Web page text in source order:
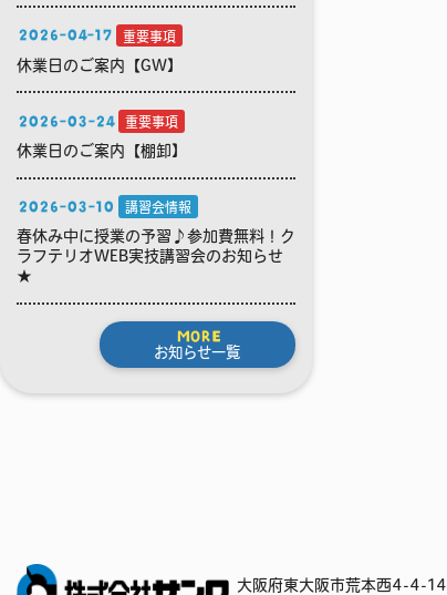
2026-04-17 重要事項
休業日のご案内【GW】
2026-03-24 重要事項
休業日のご案内【棚卸】
2026-03-10 講習会情報
春休み中に授業の予習♪参加費無料！ク
ラフテリオWEB実技講習会のお知らせ
★
MORE
お知らせ一覧
大阪府東大阪市荒本西4-4-14